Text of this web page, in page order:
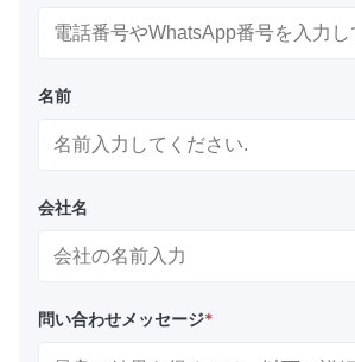
名前
会社名
問い合わせメッセージ*